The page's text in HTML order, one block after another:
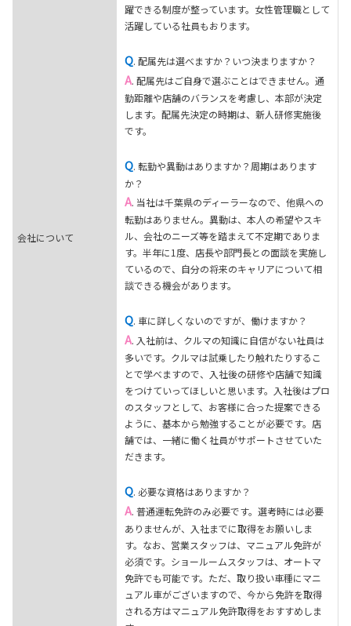
会社について
躍できる制度が整っています。女性管理職として
活躍している社員もおります。
Q. 配属先は選べますか？いつ決まりますか？
A. 配属先はご自身で選ぶことはできません。通
勤距離や店舗のバランスを考慮し、本部が決定
します。配属先決定の時期は、新人研修実施後
です。
Q. 転勤や異動はありますか？周期はあります
か？
A. 当社は千葉県のディーラーなので、他県への
転勤はありません。異動は、本人の希望やスキ
ル、会社のニーズ等を踏まえて不定期でありま
す。半年に1度、店長や部門長との面談を実施し
ているので、自分の将来のキャリアについて相
談できる機会があります。
Q. 車に詳しくないのですが、働けますか？
A. 入社前は、クルマの知識に自信がない社員は
多いです。クルマは試乗したり触れたりするこ
とで学べますので、入社後の研修や店舗で知識
をつけていってほしいと思います。入社後はプロ
のスタッフとして、お客様に合った提案できる
ように、基本から勉強することが必要です。店
舗では、一緒に働く社員がサポートさせていた
だきます。
Q. 必要な資格はありますか？
A. 普通運転免許のみ必要です。選考時には必要
ありませんが、入社までに取得をお願いしま
す。なお、営業スタッフは、マニュアル免許が
必須です。ショールームスタッフは、オートマ
免許でも可能です。ただ、取り扱い車種にマニ
ュアル車がございますので、今から免許を取得
される方はマニュアル免許取得をおすすめしま